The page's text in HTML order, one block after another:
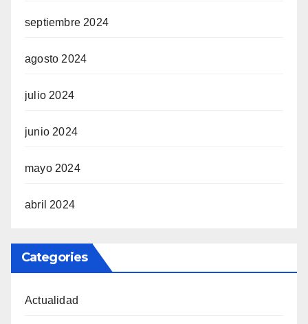
septiembre 2024
agosto 2024
julio 2024
junio 2024
mayo 2024
abril 2024
Categories
Actualidad